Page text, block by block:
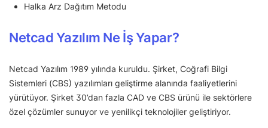
Halka Arz Dağıtım Metodu
Netcad Yazılım Ne İş Yapar?
Netcad Yazılım 1989 yılında kuruldu. Şirket, Coğrafi Bilgi
Sistemleri (CBS) yazılımları geliştirme alanında faaliyetlerini
yürütüyor. Şirket 30’dan fazla CAD ve CBS ürünü ile sektörlere
özel çözümler sunuyor ve yenilikçi teknolojiler geliştiriyor.